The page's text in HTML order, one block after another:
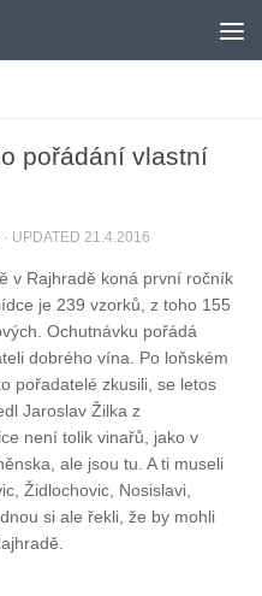
pořádání vlastní
· UPDATED 21.4.2016
v Rajhradě koná první ročník
je 239 vzorků, z toho 155
Ochutnávku pořádá
dobrého vína. Po loňském
pořadatelé zkusili, se letos
Jaroslav Žilka z
není tolik vinařů, jako v
ale jsou tu. A ti museli
Židlochovic, Nosislavi,
si ale řekli, že by mohli